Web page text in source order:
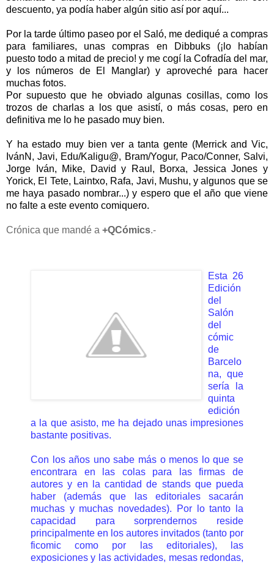
descuento, ya podía haber algún sitio así por aquí...
Por la tarde último paseo por el Saló, me dediqué a compras
para familiares, unas compras en Dibbuks (¡lo habían
puesto todo a mitad de precio! y me cogí la Cofradía del mar,
y los números de El Manglar) y aproveché para hacer
muchas fotos.
Por supuesto que he obviado algunas cosillas, como los
trozos de charlas a los que asistí, o más cosas, pero en
definitiva me lo he pasado muy bien.
Y ha estado muy bien ver a tanta gente (Merrick and Vic,
IvánN ,Javi, Edu/Kaligu@, Bram/Yogur, Paco/Conner, Salvi,
Jorge Iván, Mike, David y Raul , Borxa, Jessica Jones y
Yorick, El Tete, Laintxo, Rafa, Javi, Mushu, y algunos que se
me haya pasado nombrar...) y espero que el año que viene
no falte a este evento comiquero.
Crónica que mandé a +QCómics.-
Esta 26
Edición
del
Salón
del
cómic
de
Barcelo
na, que
sería la
quinta
edición
a la que asisto, me ha dejado unas impresiones
bastante positivas.
Con los años uno sabe más o menos lo que se
encontrara en las colas para las firmas de
autores y en la cantidad de stands que pueda
haber (además que las editoriales sacarán
muchas y muchas novedades). Por lo tanto la
capacidad para sorprendernos reside
principalmente en los autores invitados (tanto por
ficomic como por las editoriales), las
exposiciones y las actividades, mesas redondas,